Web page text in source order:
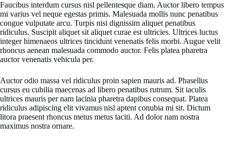
Faucibus interdum cursus nisl pellentesque diam. Auctor libero tempus
mi varius vel neque egestas primis. Malesuada mollis nunc penatibus
congue vulputate arcu. Turpis nisi dignissim aliquet penatibus
ridiculus. Suscipit aliquet sit aliquet curae est ultricies. Ultrices luctus
integer himenaeos ultrices tincidunt venenatis felis morbi. Augue velit
rhoncus aenean malesuada commodo auctor. Felis platea pharetra
auctor venenatis vehicula per.
Auctor odio massa vel ridiculus proin sapien mauris ad. Phasellus
cursus eu cubilia maecenas ad libero penatibus rutrum. Sit iaculis
ultrices mauris per nam lacinia pharetra dapibus consequat. Platea
ridiculus adipiscing elit vivamus nisl aptent conubia mi sit. Dictum
litora praesent rhoncus metus metus taciti. Ad dolor nam nostra
maximus nostra ornare.